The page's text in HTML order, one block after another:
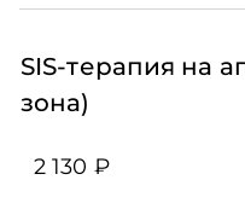
SIS-терапия на
зона)
2 130 ₽